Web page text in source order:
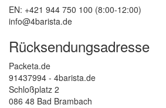
EN: +421 944 750 100 (8:00-12:00)
info@4barista.de
Rücksendungsadresse
Packeta.de
91437994 - 4barista.de
Schloßplatz 2
086 48 Bad Brambach